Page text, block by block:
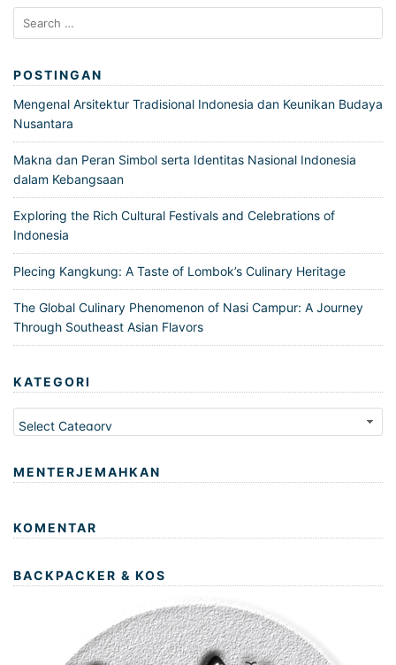
Search
for:
POSTINGAN
Mengenal Arsitektur Tradisional Indonesia dan Keunikan Budaya
Nusantara
Makna dan Peran Simbol serta Identitas Nasional Indonesia
dalam Kebangsaan
Exploring the Rich Cultural Festivals and Celebrations of
Indonesia
Plecing Kangkung: A Taste of Lombok’s Culinary Heritage
The Global Culinary Phenomenon of Nasi Campur: A Journey
Through Southeast Asian Flavors
KATEGORI
Kategori
MENTERJEMAHKAN
KOMENTAR
BACKPACKER & KOS